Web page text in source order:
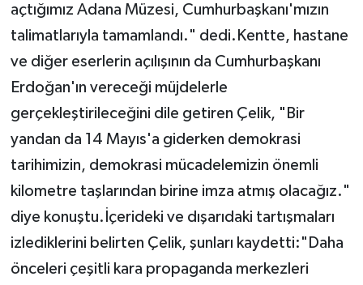
açtığımız Adana Müzesi, Cumhurbaşkanı'mızın
talimatlarıyla tamamlandı." dedi.Kentte, hastane
ve diğer eserlerin açılışının da Cumhurbaşkanı
Erdoğan'ın vereceği müjdelerle
gerçekleştirileceğini dile getiren Çelik, "Bir
yandan da 14 Mayıs'a giderken demokrasi
tarihimizin, demokrasi mücadelemizin önemli
kilometre taşlarından birine imza atmış olacağız."
diye konuştu.İçerideki ve dışarıdaki tartışmaları
izlediklerini belirten Çelik, şunları kaydetti:"Daha
önceleri çeşitli kara propaganda merkezleri